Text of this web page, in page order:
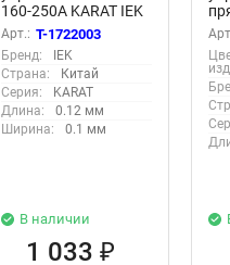
160-250А KARAT IEK
KA-VR10D-RYD-0160-
0250
Арт.: T-1722003
Бренд:
IEK
Страна:
Китай
Серия:
KARAT
Длина:
0.12 мм
Ширина:
0.1 мм
В наличии
1 033 ₽
на
tb-